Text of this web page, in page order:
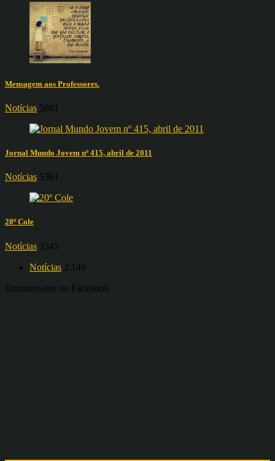
Mensagem aos Professores.
Notícias 5881
Jornal Mundo Jovem nº 415, abril de 2011
Notícias 5361
20º Cole
Notícias 3345
Notícias 2.146
Encontre-nos no Facebook